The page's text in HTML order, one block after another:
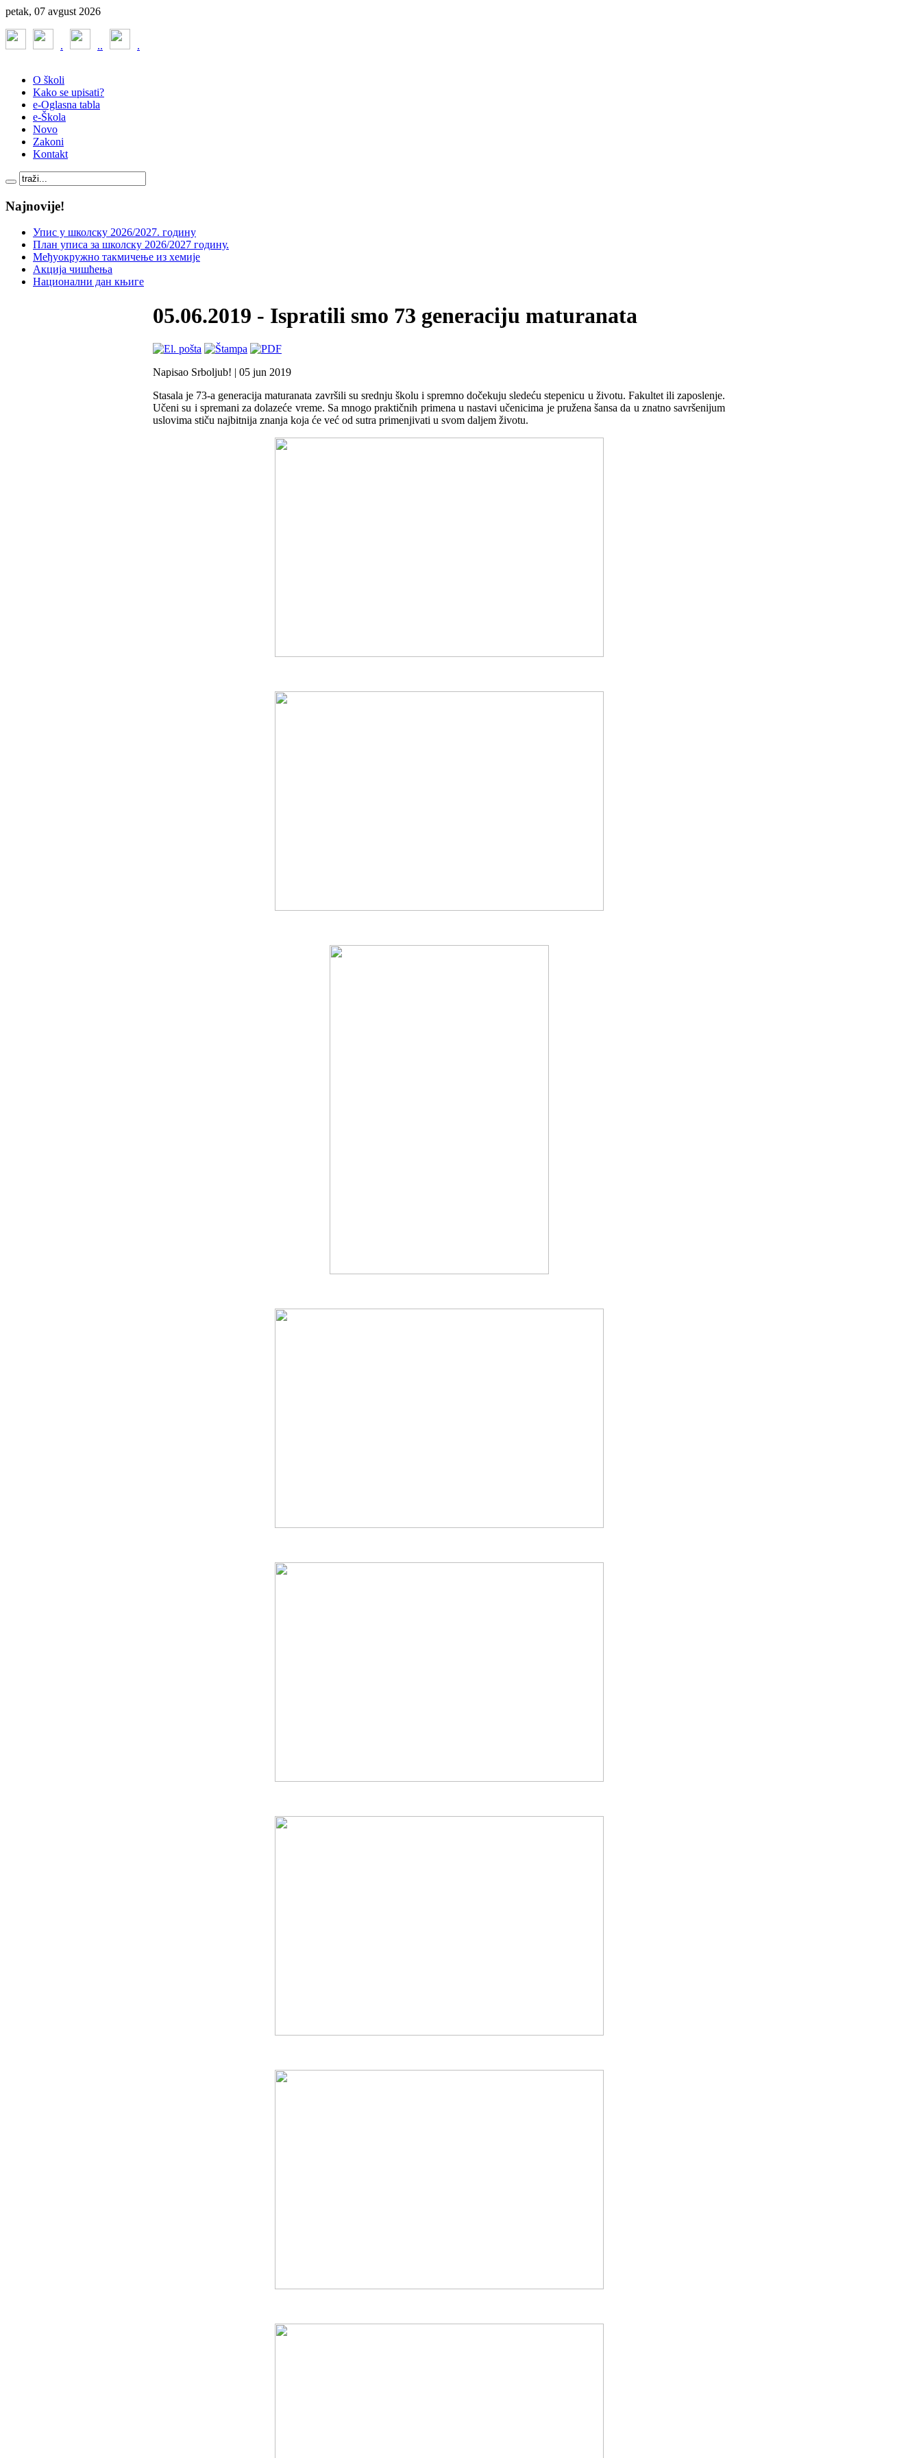
petak, 07 avgust 2026
. .. .
O školi
Kako se upisati?
e-Oglasna tabla
e-Škola
Novo
Zakoni
Kontakt
Najnovije!
Упис у школску 2026/2027. годину
План уписа за школску 2026/2027 годину.
Међуокружно такмичење из хемије
Акција чишћења
Национални дан књиге
05.06.2019 - Ispratili smo 73 generaciju maturanata
Napisao Srboljub! | 05 jun 2019
Stasala je 73-a generacija maturanata završili su srednju školu i spremno dočekuju sledeću stepenicu u životu. Fakultet ili zaposlenje.
Učeni su i spremani za dolazeće vreme. Sa mnogo praktičnih primena u nastavi učenicima je pružena šansa da u znatno savršenijum
uslovima stiču najbitnija znanja koja će već od sutra primenjivati u svom daljem životu.